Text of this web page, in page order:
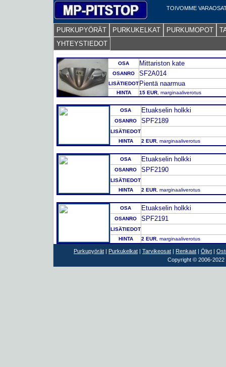
TOIVOMME
PURKUPYÖRÄT PURKUKELKAT PURKUMOPOT
YHTEYSTIEDOT
OSA Mittariston kate
OSANRO SF2A014
LISÄTIEDOT Pientä naarmua
HINTA 15 EUR , marginaaliverotus
OSA Etuakselin holkki
OSANRO SPF2189
LISÄTIEDOT
HINTA
2 EUR , marginaaliverotus
OSA Etuakselin holkki
OSANRO SPF2190
LISÄTIEDOT
HINTA
2 EUR , marginaaliverotus
OSA Etuakselin holkki
OSANRO SPF2191
LISÄTIEDOT
HINTA
2 EUR , marginaaliverotus
Purkupyörät | Purkukelkat | Tarvikeosat | Renkaat | Öljyt |
Copyright © 2006-2022